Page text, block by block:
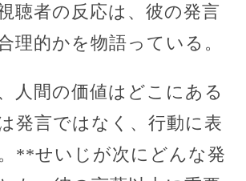
聴者の反応は、彼の発言
理的かを物語っている。
人間の価値はどこにある
発言ではなく、行動に表
**せいじが次にどんな発